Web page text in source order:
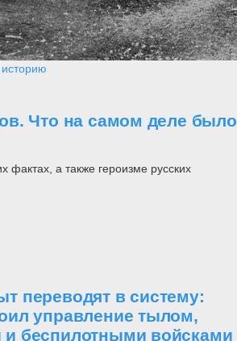
историю
Что на самом деле было
фактах, а также героизме русских
переводят в систему:
управление тылом,
беспилотными войсками